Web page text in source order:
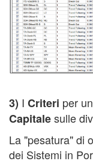
3) I Criteri per
Capitalesulle
La "pesatura" di
dei Sistemi in